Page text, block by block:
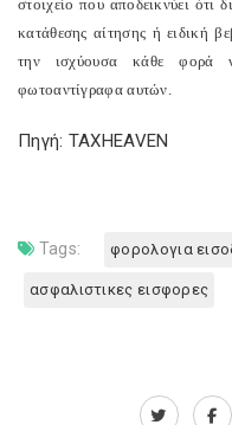
στοιχείο που αποδεικνύει
κατάθεσης αίτησης ή ειδική
την ισχύουσα κάθε φορά
φωτοαντίγραφα αυτών.
Πηγή: TAXHEAVEN
Tags: φορολογια
ασφαλιστικες εισφορες